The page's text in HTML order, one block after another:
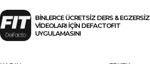
BİNLERCE ÜCRETSİZ DERS & EGZERSİZ
VİDEOLARI İÇİN DEFACTOFIT
UYGULAMASINI